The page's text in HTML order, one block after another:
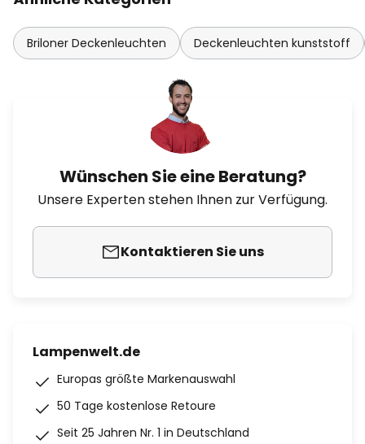
Briloner Deckenleuchten Deckenleuchten kunststoff
Wünschen Sie eine Beratung?
Unsere Experten stehen Ihnen zur Verfügung.
Kontaktieren Sie uns
Lampenwelt.de
Europas größte Markenauswahl
50 Tage kostenlose Retoure
Seit 25 Jahren Nr. 1 in Deutschland